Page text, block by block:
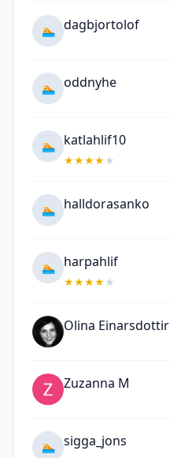
🏊 dagbjortolof
🏊 oddnyhe
🏊 katlahlif10
★★★★★
🏊 halldorasanko
🏊 harpahlif
★★★★★
Olina Einarsdottir
Zuzanna M
🏊 sigga_jons